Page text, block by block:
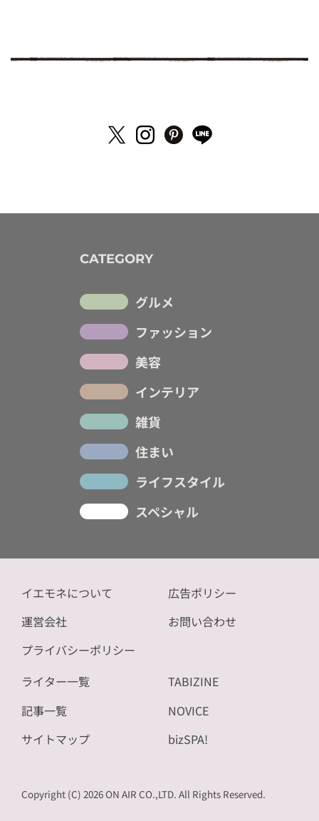
CATEGORY
グルメ
ファッション
美容
インテリア
雑貨
住まい
ライフスタイル
スペシャル
イエモネについて
運営会社
プライバシーポリシー
広告ポリシー
お問い合わせ
ライター一覧
記事一覧
サイトマップ
TABIZINE
NOVICE
bizSPA!
Copyright (C) 2026 ON AIR CO.,LTD. All Rights Reserved.